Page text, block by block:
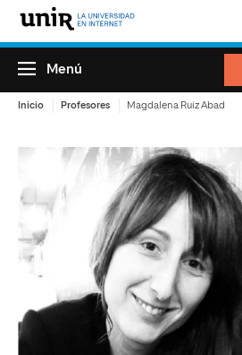
Menú
Inicio Profesores Magdalena Ruiz Abad